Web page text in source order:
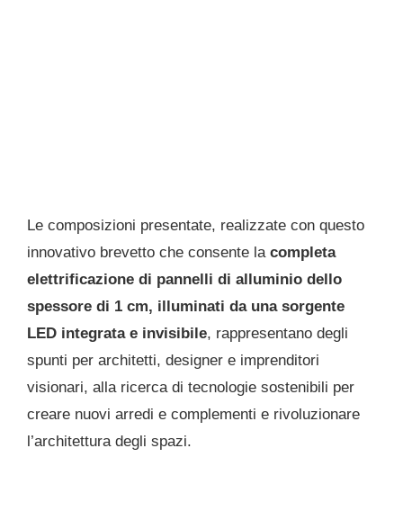
Le composizioni presentate, realizzate con questo
innovativo brevetto che consente la completa
elettrificazione di pannelli di alluminio dello
spessore di 1 cm, illuminati da una sorgente
LED integrata e invisibile, rappresentano degli
spunti per architetti, designer e imprenditori
visionari, alla ricerca di tecnologie sostenibili per
creare nuovi arredi e complementi e rivoluzionare
l’architettura degli spazi.